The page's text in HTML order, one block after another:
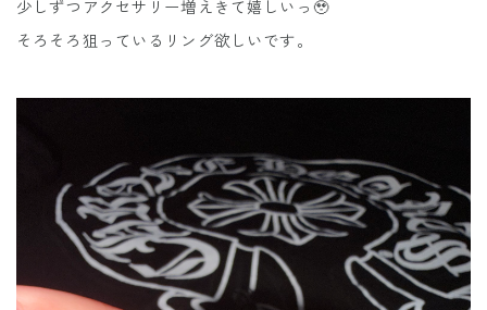
少しずつアクセサリー増えきて嬉しいっ🥹
そろそろ狙っているリング欲しいです。